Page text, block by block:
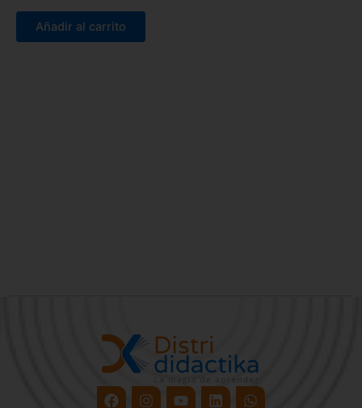
Añadir al carrito
FacebookInstagram
YoutubeLinkedinWhatsapp